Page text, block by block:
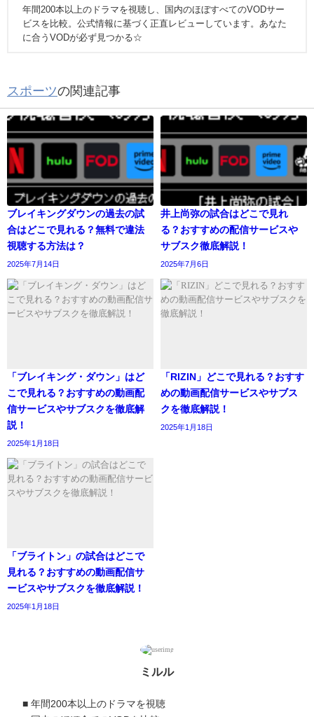
年間200本以上のドラマを視聴し、国内のほぼすべてのVODサー
ビスを比較。公式情報に基づく正直レビューしています。あなた
に合うVODが必ず見つかる☆
スポーツの関連記事
ブレイキングダウンの過去の試
合はどこで見れる？無料で違法
視聴する方法は？
2025年7月14日
井上尚弥の試合はどこで見れ
る？おすすめの配信サービスや
サブスク徹底解説！
2025年7月6日
「ブレイキング・ダウン」はど
こで見れる？おすすめの動画配
信サービスやサブスクを徹底解
説！
2025年1月18日
「RIZIN」どこで見れる？おすす
めの動画配信サービスやサブス
クを徹底解説！
2025年1月18日
「ブライトン」の試合はどこで
見れる？おすすめの動画配信サ
ービスやサブスクを徹底解説！
2025年1月18日
ミルル
■ 年間200本以上のドラマを視聴